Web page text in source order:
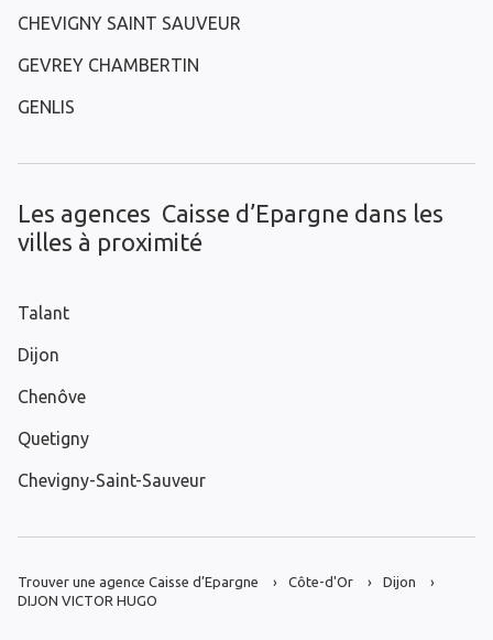
CHEVIGNY SAINT SAUVEUR
GEVREY CHAMBERTIN
GENLIS
Les agences Caisse d’Epargne dans les
villes à proximité
Talant
Dijon
Chenôve
Quetigny
Chevigny-Saint-Sauveur
Trouver une agence Caisse d’Epargne Côte-d'Or
Dijon
DIJON VICTOR HUGO